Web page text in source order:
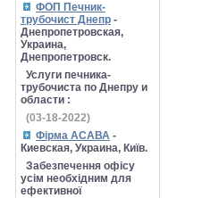
ФОП Печник-
трубочист Днепр -
Днепропетровская,
Украина,
Днепропетровск.
Услуги печника-
трубочиста по Днепру и
области :
(03-18-2022)
Фірма АСАВА -
Киевская, Украина, Київ.
Забезпечення офісу
усім необхідним для
ефективної